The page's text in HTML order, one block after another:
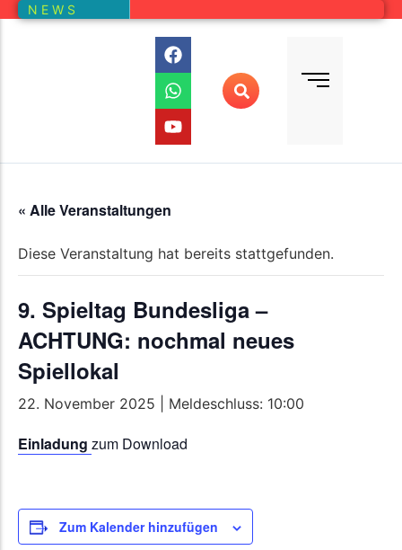
N E W S
Auswertung aller Wettbewerbe
« Alle Veranstaltungen
Diese Veranstaltung hat bereits stattgefunden.
9. Spieltag Bundesliga –
ACHTUNG: nochmal neues
Spiellokal
22. November 2025 | Meldeschluss: 10:00
Einladung zum Download
Zum Kalender hinzufügen